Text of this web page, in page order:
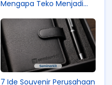
Mengapa Teko Menjadi
Corporate Gifting?
7 Ide Souvenir Perusahaan